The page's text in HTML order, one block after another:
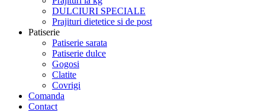
DULCIURI SPECIALE
Prajituri dietetice si de post
Patiserie
Patiserie sarata
Patiserie dulce
Gogosi
Clatite
Covrigi
Comanda
Contact